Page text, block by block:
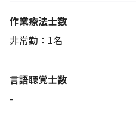
作業療法士数
非常勤：1名
言語聴覚士数
-